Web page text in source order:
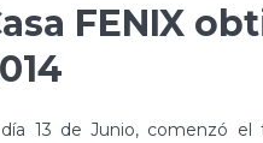
FENIX
día 13 de Junio, comenzó el